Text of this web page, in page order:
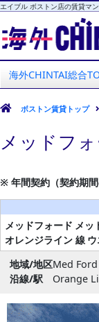
エイブル ボストン店の賃貸マ
海外エイブ
海外CHINTAI総合
ボストン賃貸トップ
メッドフ
※ 年間契約（契約期間
メッドフォード メッ
オレンジライン 線
地域/地区Med
沿線/駅
Orange